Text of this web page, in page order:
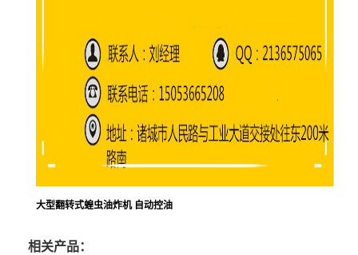
大型翻转式蝗虫油炸机 自动控油
相关产品：